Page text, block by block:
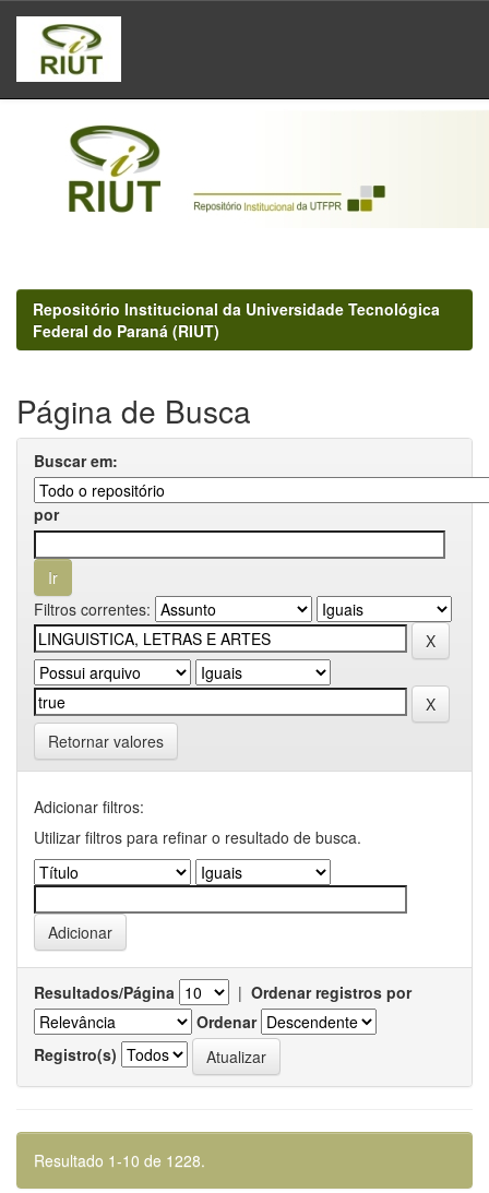
Skip
navigation
Repositório Institucional da Universidade Tecnológica
Federal do Paraná (RIUT)
Página de Busca
Buscar em:
por
Filtros correntes:
Retornar valores
Adicionar filtros:
Utilizar filtros para refinar o resultado de busca.
Resultados/Página | Ordenar registros por
Ordenar
Registro(s)
Resultado 1-10 de 1228.